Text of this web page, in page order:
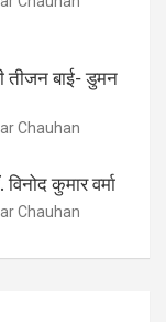
तीजन बाई- डुमन
Chauhan
कुमार वर्मा
Chauhan